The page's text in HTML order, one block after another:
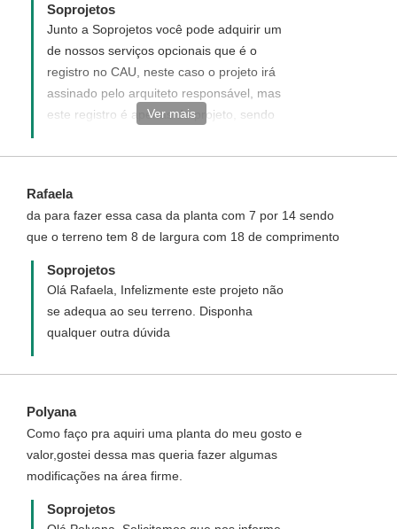
Soprojetos
Junto a Soprojetos você pode adquirir um
de nossos serviços opcionais que é o
registro no CAU, neste caso o projeto irá
assinado pelo arquiteto responsável, mas
este registro é apenas do projeto, sendo
cidade um responsável técnico pela
registrar a obra na Prefeitura de sua
cidade.
Ver mais
Rafaela
da para fazer essa casa da planta com 7 por 14 sendo
que o terreno tem 8 de largura com 18 de comprimento
Soprojetos
Olá Rafaela, Infelizmente este projeto não
se adequa ao seu terreno. Disponha
qualquer outra dúvida
Polyana
Como faço pra aquiri uma planta do meu gosto e
valor,gostei dessa mas queria fazer algumas
modificações na área firme.
Soprojetos